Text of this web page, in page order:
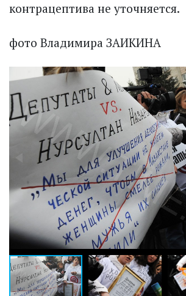
контрацептива не уточняется.
фото Владимира ЗАИКИНА